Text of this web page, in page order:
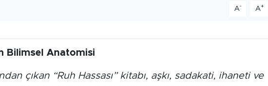
A- A+
Bilimsel Anatomisi
çıkan “Ruh Hassası” kitabı, aşkı, sadakati, ihaneti ve